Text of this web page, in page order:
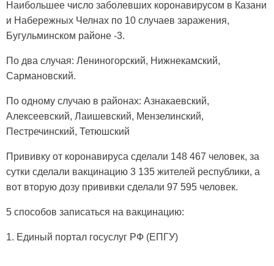
Наибольшее число заболевших коронавирусом в Казани
и Набережных Челнах по 10 случаев заражения,
Бугульминском районе -3.
По два случая: Лениногорский, Нижнекамский,
Сармановский.
По одному случаю в районах: Азнакаевский,
Алексеевский, Лаишевский, Мензелинский,
Пестречинский, Тетюшский
Прививку от коронавируса сделали 148 467 человек, за
сутки сделали вакцинацию 3 135 жителей республики, а
вот вторую дозу прививки сделали 97 595 человек.
5 способов записаться на вакцинацию:
1. Единый портал госуслуг РФ (ЕПГУ)